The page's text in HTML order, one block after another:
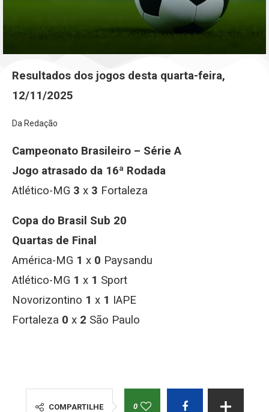
Resultados dos jogos desta quarta-feira,
12/11/2025
Da Redação
Campeonato Brasileiro – Série A
Jogo atrasado da 16ª Rodada
Atlético-MG 3 x 3 Fortaleza
Copa do Brasil Sub 20
Quartas de Final
América-MG 1 x 0 Paysandu
Atlético-MG 1 x 1 Sport
Novorizontino 1 x 1 IAPE
Fortaleza 0 x 2 São Paulo
COMPARTILHE 0